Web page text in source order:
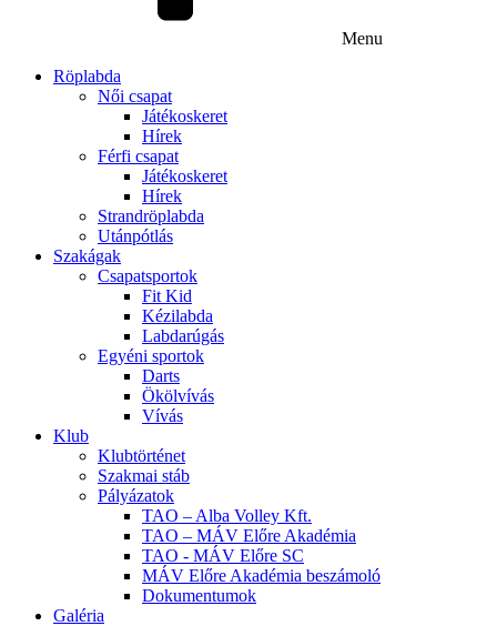
Menu
Röplabda
Női csapat
Játékoskeret
Hírek
Férfi csapat
Játékoskeret
Hírek
Strandröplabda
Utánpótlás
Szakágak
Csapatsportok
Fit Kid
Kézilabda
Labdarúgás
Egyéni sportok
Darts
Ökölvívás
Vívás
Klub
Klubtörténet
Szakmai stáb
Pályázatok
TAO – Alba Volley Kft.
TAO – MÁV Előre Akadémia
TAO - MÁV Előre SC
MÁV Előre Akadémia beszámoló
Dokumentumok
Galéria